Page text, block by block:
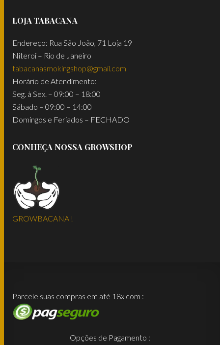
LOJA TABACANA
Endereço: Rua São João, 71 Loja 19
Niteroi – Rio de Janeiro
tabacanasmokingshop@gmail.com
Horário de Atendimento:
Seg. à Sex. – 09:00 – 18:00
Sábado – 09:00 – 14:00
Domingos e Feriados – FECHADO
CONHEÇA NOSSA GROWSHOP
GROWBACANA !
Parcele suas compras em até 18x com :
Opções de Pagamento :